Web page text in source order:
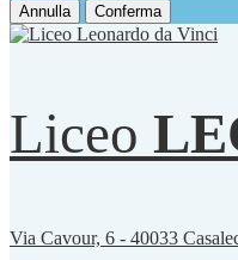
Annulla Conferma
Liceo
Via Cavour, 6 - 40033